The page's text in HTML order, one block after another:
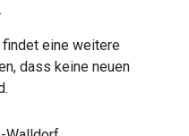
findet eine weitere
dass keine neuen